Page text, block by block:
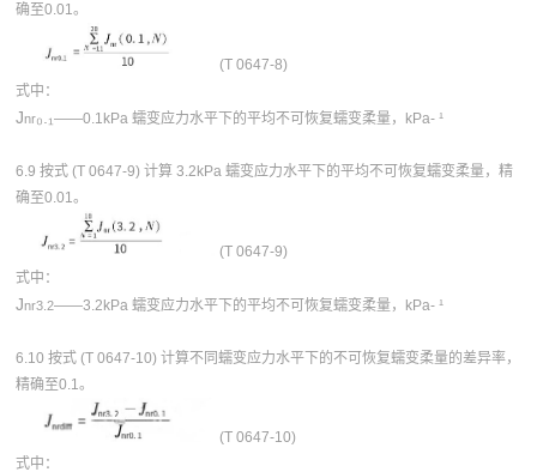
确至0.01。
(T 0647-8)
式中：
Jnr₀.₁——0.1kPa 蠕变应力水平下的平均不可恢复蠕变柔量，kPa- ¹
6.9 按式 (T 0647-9) 计算 3.2kPa 蠕变应力水平下的平均不可恢复蠕变柔量，精
确至0.01。
(T 0647-9)
式中：
Jnr3.2——3.2kPa 蠕变应力水平下的平均不可恢复蠕变柔量，kPa- ¹
6.10 按式 (T 0647-10) 计算不同蠕变应力水平下的不可恢复蠕变柔量的差异率，
精确至0.1。
(T 0647-10)
式中：